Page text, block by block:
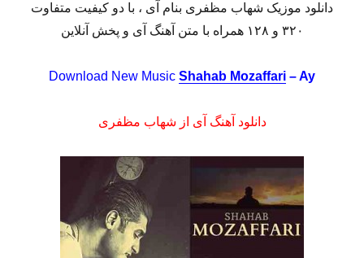
دانلود موزیک شهاب مظفری بنام آی ، با دو کیفیت متفاوت
۳۲۰ و ۱۲۸ همراه با متن آهنگ آی و پخش آنلاین
Download New Music Shahab Mozaffari – Ay
دانلود آهنگ آی از شهاب مظفری